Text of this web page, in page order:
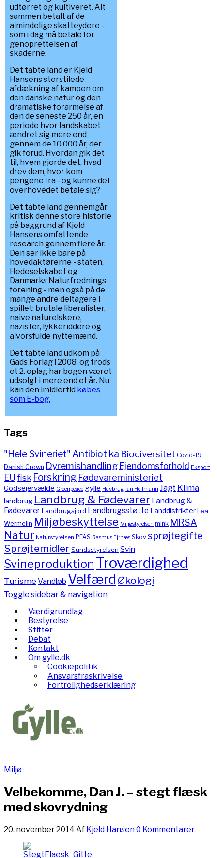
udtørret og kultiveret. Alt
sammen betalt af de
almindelige skatteydere -
som i dag må betale for
genoprettelsen af
skaderne.
Det tabte land er Kjeld
Hansens storstilede
afdækning af kampen om
den danske natur og den
dramatiske forarmelse af
den de seneste 250 år, en
periode hvor landskabet
ændret sig mere end
gennem de 10.000 år, der
gik forud. Hvordan gik det
til, hvem gjorde det, hvad
drev dem, hvor kom
pengene fra - og kunne det
overhovedet betale sig?
Det tabte land gennemgår
kritisk denne store historie
på baggrund af Kjeld
Hansens omfattende
research gennem flere år.
Den ser ikke bare på
hovedaktørerne - staten,
Hedeselskabet og
Danmarks Naturfrednings-
forening - men også på de
mange andre deltagere i
spillet: brutale liberalister,
naive naturelskere,
nazister, lykkeriddere og
alvorsfulde nyttemænd.
Det tabte land udkom på
Gads Forlag i 2008, og trods
et 2. oplag har bogen været
udsolgt i mere end et år. Nu
kan den imidlertid købes
som E-bog.
Tags
"Hele Svineriet" Antibiotika Biodiversitet Covid-19
Danish Crown Dyremishandling Ejendomsforhold Eksport
EUfisk Forskning Fødevareministeriet
Godsejervælde Greenpeace gylle Havbrug Ian Heilmann Jagt Klima
landbrug Landbrug & Fødevarer Landbrug &
FødevarerLandbrugsjord Landbrugsstøtte LanddistrikterLea
Wermelin Miljøbeskyttelse Miljøstyrelsen mink MRSA
Natur Naturstyrelsen PFAS Rasmus Ejrnæs Skov sprøjtegifte
Sprøjtemidler Sundsstyrelsen Svin
Svineproduktion Troværdighed
TurismeVandløb Velfærd Økologi
Toggle sidebar & navigation
Værdigrundlag
Bestyrelse
Stifter
Debat
Kontakt
Om gylle.dk
Cookiepolitik
Ansvarsfraskrivelse
Fortrolighedserklæring
Miljø
Velbekomme, Dan J. – stegt flæsk
med skovrydning
20. november 2014 Af Kjeld Hansen0 Kommentarer